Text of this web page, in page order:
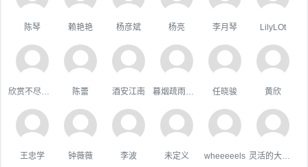
陈琴 赖艳艳 杨彦斌 杨亮 李月琴 LilyLOt
陈蕾 酒安江南 任晓骏 黄欣
王忠学 钟薇薇 李波 未定义 wheeeeels